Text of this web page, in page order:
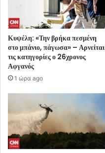
Κυψέλη: «Την βρήκα πεσμένη
στο μπάνιο, πάγωσα» – Αρνείται
τις κατηγορίες ο 26χρονος
Αφγανός
1 ώρα ago